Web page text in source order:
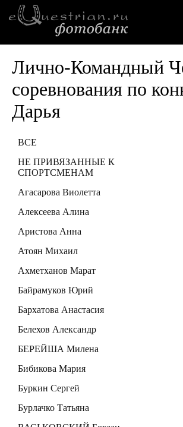
Лично-Командный
соревнования по
Дарья
ВСЕ
НЕ ПРИВЯЗАННЫЕ К
СПОРТСМЕНАМ
Агасарова Виолетта
Алексеева Алина
Аристова Анна
Атоян Михаил
Ахметханов Марат
Байрамуков Юрий
Бархатова Анастасия
Белехов Александр
БЕРЕЙША Милена
Бибикова Мария
Буркин Сергей
Бурлачко Татьяна